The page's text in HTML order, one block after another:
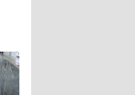
0